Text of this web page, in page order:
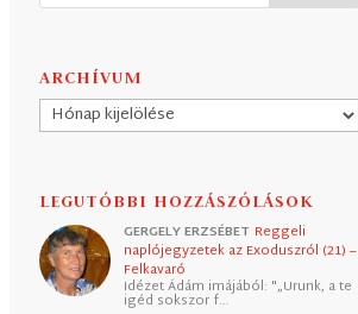
ARCHÍVUM
Archívum
LEGUTÓBBI HOZZÁSZÓLÁSOK
GERGELY ERZSÉBET Reggeli
naplójegyzetek az Exoduszról (21) –
Felkavaró
Idézet Ádám imájából: "„Urunk, a te
igéd sokszor f…